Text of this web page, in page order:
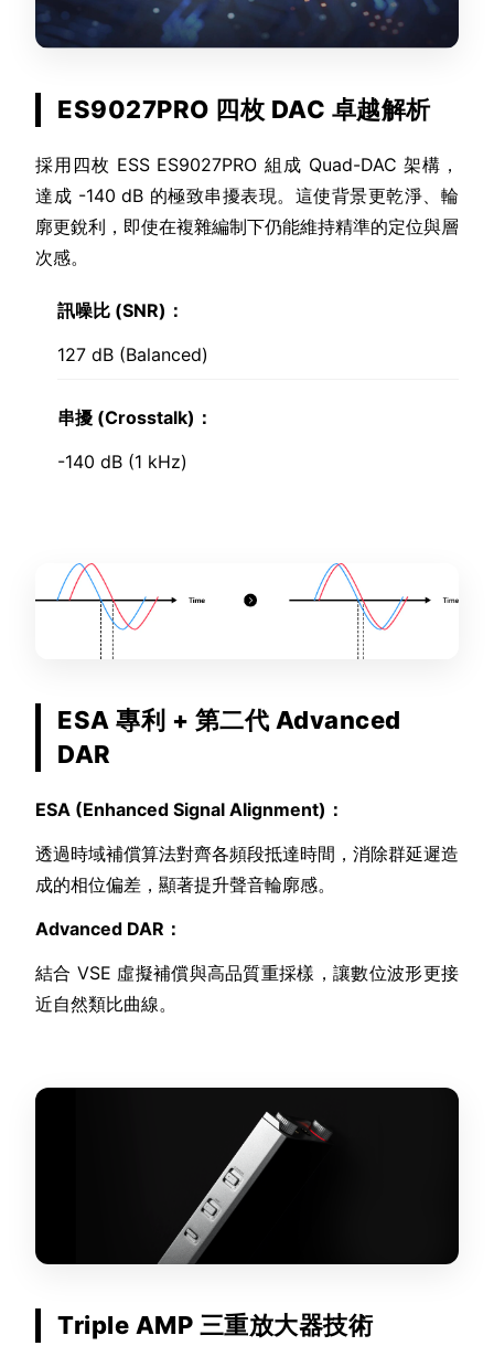
ES9027PRO 四枚 DAC 卓越解析
採用四枚 ESS ES9027PRO 組成 Quad-DAC 架構，
達成 -140 dB 的極致串擾表現。這使背景更乾淨、輪
廓更銳利，即使在複雜編制下仍能維持精準的定位與層
次感。
訊噪比 (SNR)：
127 dB (Balanced)
串擾 (Crosstalk)：
-140 dB (1 kHz)
ESA 專利 + 第二代 Advanced
DAR
ESA (Enhanced Signal Alignment)：
透過時域補償算法對齊各頻段抵達時間，消除群延遲造
成的相位偏差，顯著提升聲音輪廓感。
Advanced DAR：
結合 VSE 虛擬補償與高品質重採樣，讓數位波形更接
近自然類比曲線。
Triple AMP 三重放大器技術